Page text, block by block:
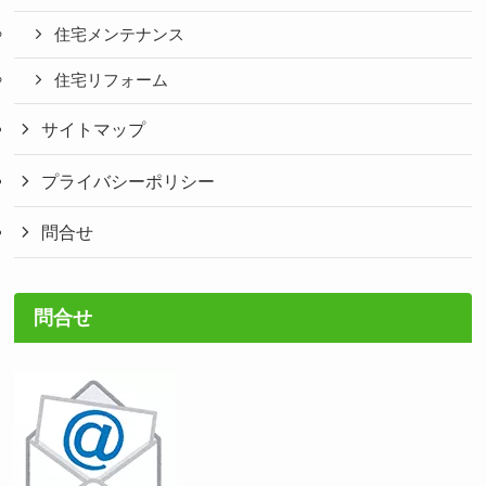
住宅メンテナンス
住宅リフォーム
サイトマップ
プライバシーポリシー
問合せ
問合せ